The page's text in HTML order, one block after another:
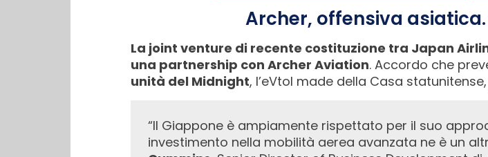
Archer, offensiva
La joint venture di recente costituzione tra Japan
una partnership con Archer Aviation. Accordo che
unità del Midnight, l’eVtol made della Casa
“Il Giappone è ampiamente rispettato per il suo approccio lungimirante al trasporto e questo
investimento nella mobilità aerea avanzata ne è un